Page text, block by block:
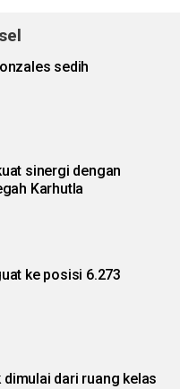
sedih
sinergi dengan
Karhutla
ke posisi 6.273
dimulai dari ruang kelas